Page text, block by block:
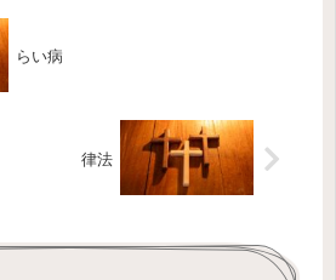
らい病
律法